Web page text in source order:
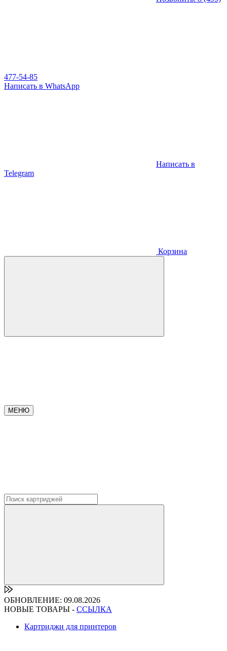
477-54-85
Написать в WhatsApp
Написать в
Telegram
Корзина
МЕНЮ
ОБНОВЛЕНИЕ: 09.08.2026
НОВЫЕ ТОВАРЫ - ССЫЛКА
Картриджи для принтеров